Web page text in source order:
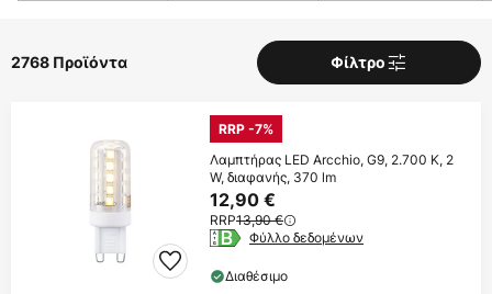
2768 Προϊόντα Φίλτρο
RRP -7%
Λαμπτήρας LED Arcchio, G9, 2.700 K, 2
W, διαφανής, 370 lm
12,90 €
RRP13,90 €
Φύλλο δεδομένων
Διαθέσιμο